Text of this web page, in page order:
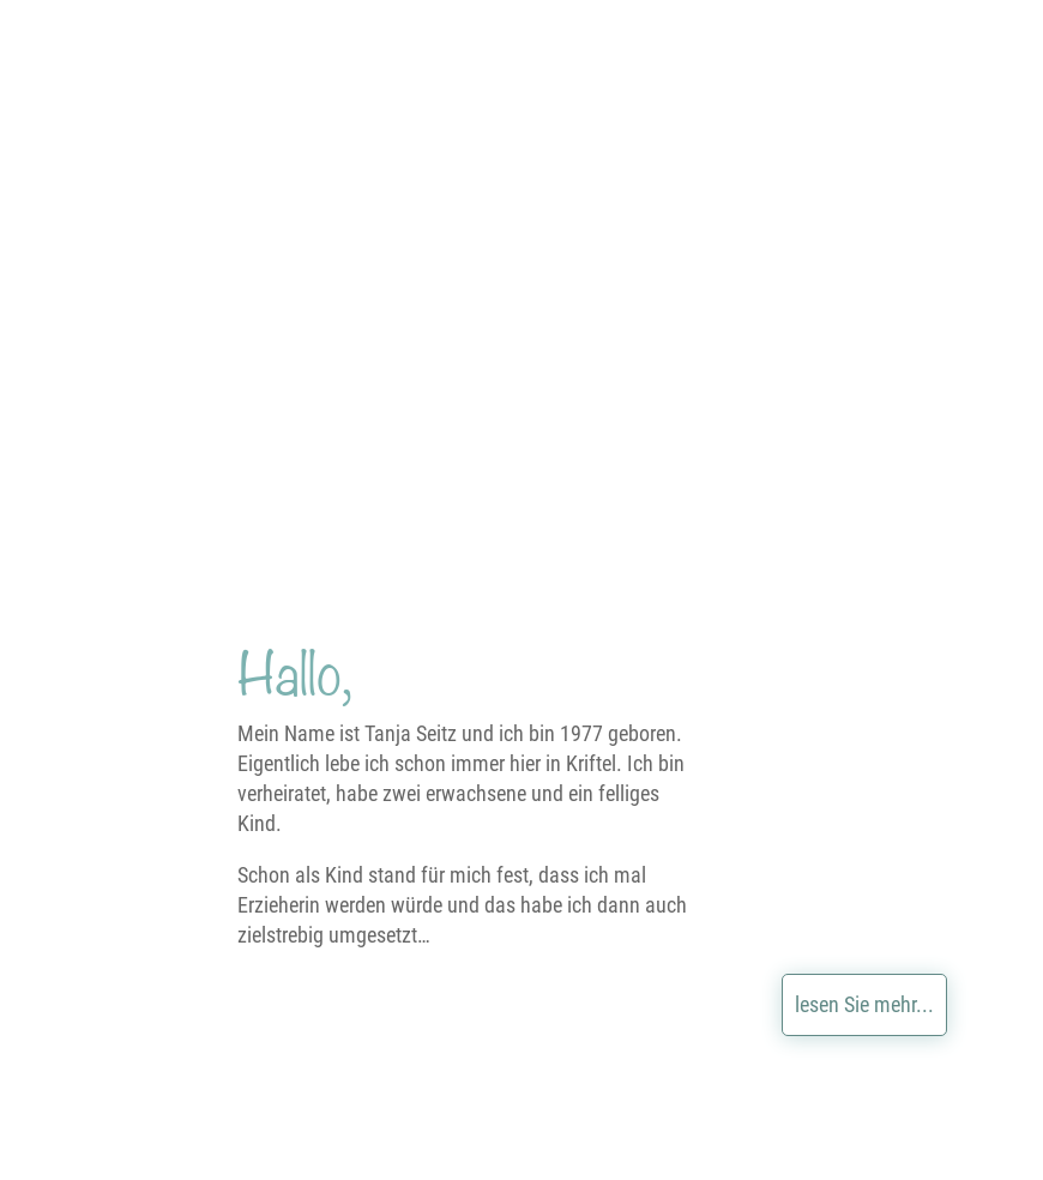
Hallo,
Mein Name ist Tanja Seitz und ich bin 1977 geboren.
Eigentlich lebe ich schon immer hier in Kriftel. Ich bin
verheiratet, habe zwei erwachsene und ein felliges
Kind.
Schon als Kind stand für mich fest, dass ich mal
Erzieherin werden würde und das habe ich dann auch
zielstrebig umgesetzt…
lesen Sie mehr...